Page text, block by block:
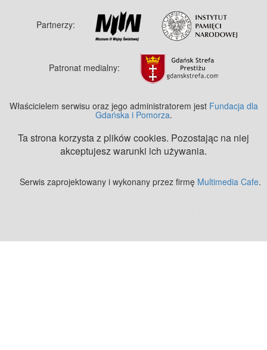
Partnerzy:
Patronat medialny:
Właścicielem serwisu oraz jego administratorem jest Fundacja dla
Gdańska i Pomorza.
Ta strona korzysta z plików cookies. Pozostając na niej
akceptujesz warunki ich używania.
Serwis zaprojektowany i wykonany przez firmę Multimedia Cafe.